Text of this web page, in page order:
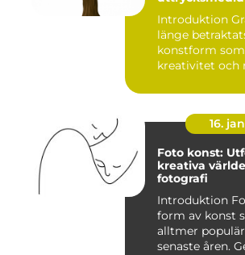
Introduktion Graffiti har
länge
konstform
kreativitet och
16. jan
Foto konst:
kreativa
fotografi
Introduktion
form av konst
alltmer
senaste åren.